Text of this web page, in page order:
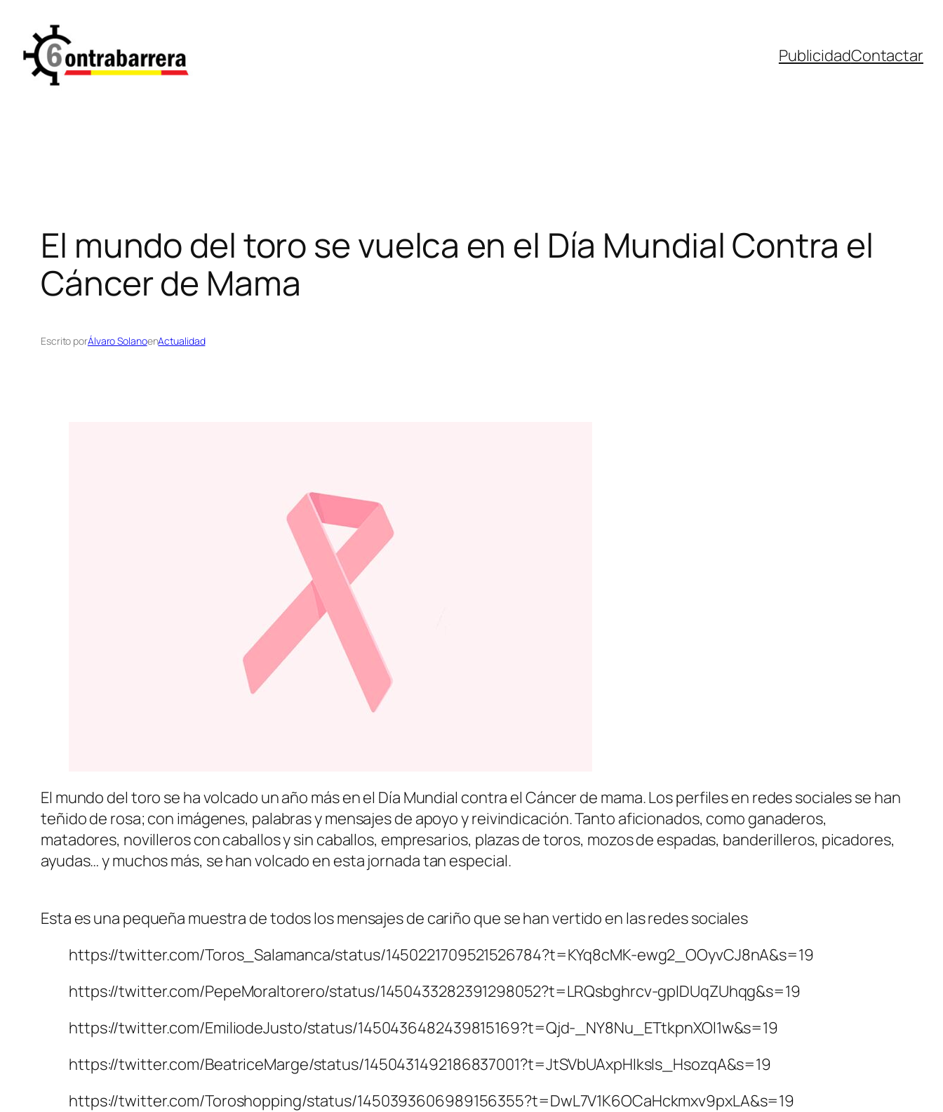
contenido
PublicidadContactar
El mundo del toro se vuelca en el Día Mundial Contra el
Cáncer de Mama
Escrito porÁlvaro SolanoenActualidad
El mundo del toro se ha volcado un año más en el Día Mundial contra el Cáncer de mama. Los perfiles en redes sociales se han
teñido de rosa; con imágenes, palabras y mensajes de apoyo y reivindicación. Tanto aficionados, como ganaderos,
matadores, novilleros con caballos y sin caballos, empresarios, plazas de toros, mozos de espadas, banderilleros, picadores,
ayudas… y muchos más, se han volcado en esta jornada tan especial.
Esta es una pequeña muestra de todos los mensajes de cariño que se han vertido en las redes sociales
https://twitter.com/Toros_Salamanca/status/1450221709521526784?t=KYq8cMK-ewg2_OOyvCJ8nA&s=19
https://twitter.com/PepeMoraltorero/status/1450433282391298052?t=LRQsbghrcv-gpIDUqZUhqg&s=19
https://twitter.com/EmiliodeJusto/status/1450436482439815169?t=Qjd-_NY8Nu_ETtkpnXOl1w&s=19
https://twitter.com/BeatriceMarge/status/1450431492186837001?t=JtSVbUAxpHIksIs_HsozqA&s=19
https://twitter.com/Toroshopping/status/1450393606989156355?t=DwL7V1K6OCaHckmxv9pxLA&s=19